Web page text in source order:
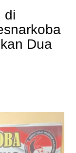
di
Dua